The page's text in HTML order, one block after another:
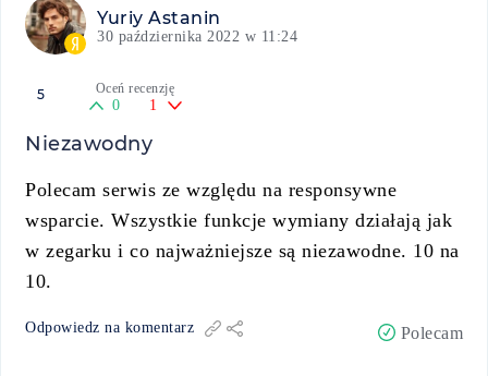
Yuriy Astanin
30 października 2022 w 11:24
5 Oceń recenzję
0 1
Niezawodny
Polecam serwis ze względu na responsywne
wsparcie. Wszystkie funkcje wymiany działają jak
w zegarku i co najważniejsze są niezawodne. 10 na
10.
Odpowiedz na komentarz Polecam